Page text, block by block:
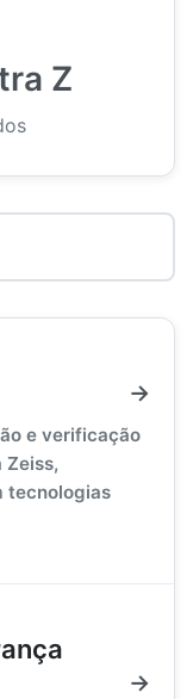
Z
→
e verificação
Zeiss,
tecnologias
→